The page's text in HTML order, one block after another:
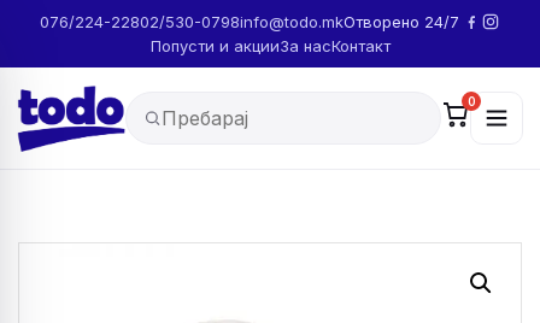
076/224-22802/530-0798info@todo.mkОтворено 24/7
Попусти и акцииЗа насКонтакт
0